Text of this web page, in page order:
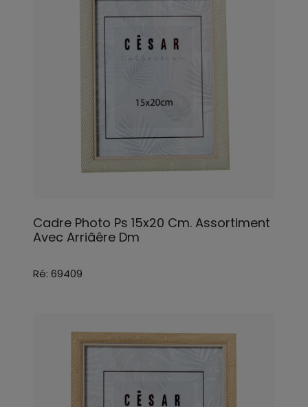
Cadre Photo Ps 15x20 Cm. Assortiment
Avec Arriãêre Dm
Ré: 69409